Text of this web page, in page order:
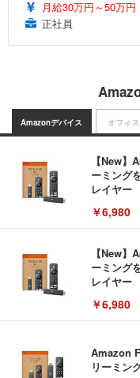
月給30万円～50万円
正社員
Amazonデバイス
【New
ーミング
レイヤー
￥6,980
【New
ーミング
レイヤー
￥6,980
Amazon
リーミン
オフィ